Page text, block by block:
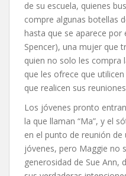
de su escuela, quienes
compre algunas botellas
hasta que se aparece por
Spencer), una mujer que
quien no solo les compra
que les ofrece que
que realicen sus
Los jóvenes pronto
la que llaman “Ma”, y el
en el punto de reunión de
jóvenes, pero Maggie no
generosidad de Sue Ann,